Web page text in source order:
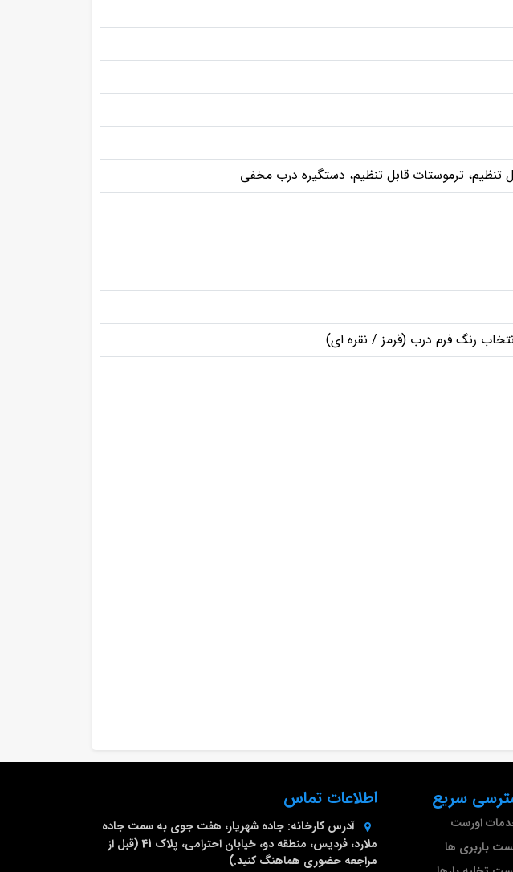
تنظیم، ترموستات قابل تنظیم، دستگیره درب مخفی
رنگ فرم درب (قرمز / نقره ای)
سریع
اورست
باربری ها
اطلاعات تماس
آدرس کارخانه: جاده شهریار، هفت جوی به سمت جاده
ملارد، فردیس، منطقه دو، خیابان احترامی، پلاک 41 (قبل از
مراجعه حضوری هماهنگ کنید.)